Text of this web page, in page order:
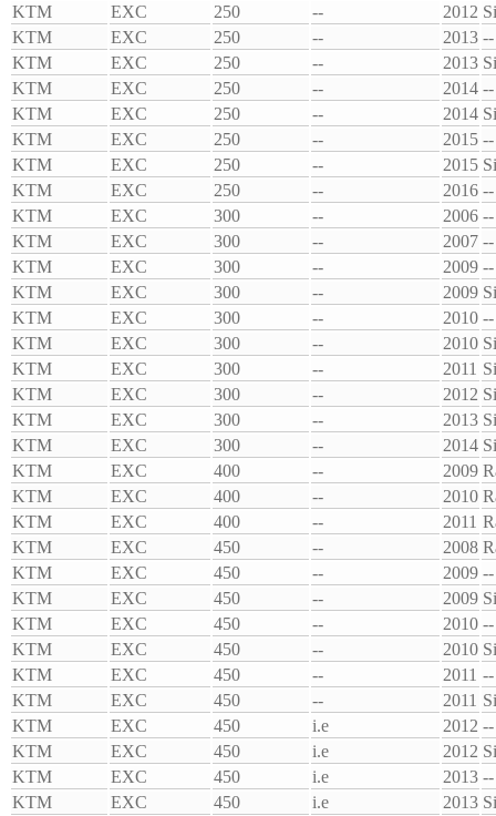
KTM
EXC 250 -- 2012
KTM
EXC 250 -- 2013 --
KTM
EXC 250 -- 2013
KTM
EXC 250 -- 2014 --
KTM
EXC 250 -- 2014
KTM
EXC 250 -- 2015 --
KTM
EXC 250 -- 2015
KTM
EXC 250 -- 2016 --
KTM
EXC 300 -- 2006 --
KTM
EXC 300 -- 2007 --
KTM
EXC 300 -- 2009 --
KTM
EXC 300 -- 2009
KTM
EXC 300 -- 2010 --
KTM
EXC 300 -- 2010
KTM
EXC 300 -- 2011
KTM
EXC 300 -- 2012
KTM
EXC 300 -- 2013
KTM
EXC 300 -- 2014
KTM
EXC 400 -- 2009
KTM
EXC 400 -- 2010
KTM
EXC 400 -- 2011
KTM
EXC 450 -- 2008
KTM
EXC 450 -- 2009 --
KTM
EXC 450 -- 2009
KTM
EXC 450 -- 2010 --
KTM
EXC 450 -- 2010
KTM
EXC 450 -- 2011 --
KTM
EXC 450 -- 2011
KTM
EXC 450 i.e 2012 --
KTM
EXC 450 i.e 2012
KTM
EXC 450 i.e 2013 --
KTM
EXC 450 i.e 2013